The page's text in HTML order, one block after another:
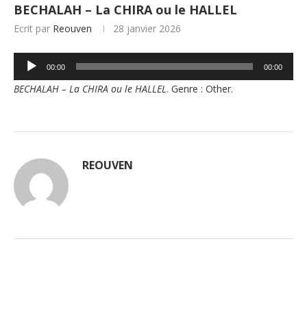
BECHALAH – La CHIRA ou le HALLEL
Ecrit par Reouven 28 janvier 2026
Lecteur
audio
00:00 00:00
BECHALAH – La CHIRA ou le HALLEL. Genre : Other.
REOUVEN